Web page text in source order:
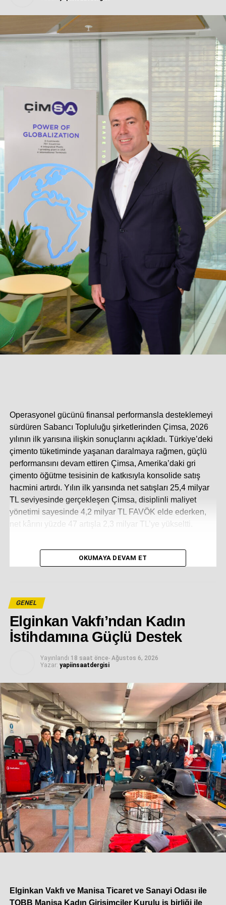
Operasyonel gücünü finansal performansla desteklemeyi
sürdüren Sabancı Topluluğu şirketlerinden Çimsa, 2026
yılının ilk yarısına ilişkin sonuçlarını açıkladı. Türkiye’deki
çimento tüketiminde yaşanan daralmaya rağmen, güçlü
performansını devam ettiren Çimsa, Amerika’daki gri
çimento öğütme tesisinin de katkısıyla konsolide satış
hacmini artırdı. Yılın ilk yarısında net satışları 25,4 milyar
TL seviyesinde gerçekleşen Çimsa, disiplinli maliyet
yönetimi sayesinde 4,2 milyar TL FAVÖK elde ederken,
net kârını yüzde 47 artışla 2,3 milyar TL’ye yükseltti.
“ÇİMSA, İRLANDA’DA ALTERNATİF YAKIT
Çimsa’nın son yıllarda farklı tesislerinde imza attığı
alternatif yakıt kullanımına ilişkin yatırımlar, maliyet
bünyesine katılan Mannok’ta geçtiğimiz yılın ilk altı ayında
yarısı itibarıyla yüzde 79 olarak gerçekleşti. Geçtiğimiz
yılın ilk yarısında, Çimsa’nın Türkiye’deki tesislerindeki
alternatif yakıt kullanım oranı yüzde 16 iken, söz konusu
oran 2026 yılının ilk yarısında ise yüzde 24’e yükseldi.
“CAC YATIRIMININ BİLANÇOYA ETKİSİNİ GELECEK
DÖNEMDE GÖRECEĞİZ”
Konuyla ilgili değerlendirmelerde bulunan Çimsa Yönetim
Kurulu Başkanı Umut Zenar, Çimsa’nın birçok açıdan
sektörden pozitif şekilde ayrıştığını ifade ederken,
güçlü özelliklerinden biri de bugünü başarıyla yönetirken,
OKUMAYA DEVAM ET
GENEL
Elginkan Vakfı’ndan Kadın
İstihdamına Güçlü Destek
Yayınlandı 18 saat önce- Ağustos 6, 2026
Yazar: yapiinsaatdergisi
Elginkan Vakfı ve Manisa Ticaret ve Sanayi Odası ile
TOBB Manisa Kadın Girişimciler Kurulu iş birliği ile